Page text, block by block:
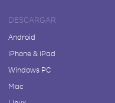
DESCARGAR
Android
iPhone & iPad
Windows PC
Mac